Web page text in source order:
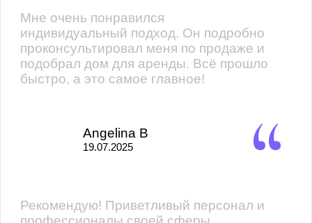
Мне очень понравился
индивидуальный подход. Он подробно
проконсультировал меня по продаже и
подобрал дом для аренды. Всё прошло
быстро, а это самое главное!
Angelina B
19.07.2025
Рекомендую! Приветливый персонал и